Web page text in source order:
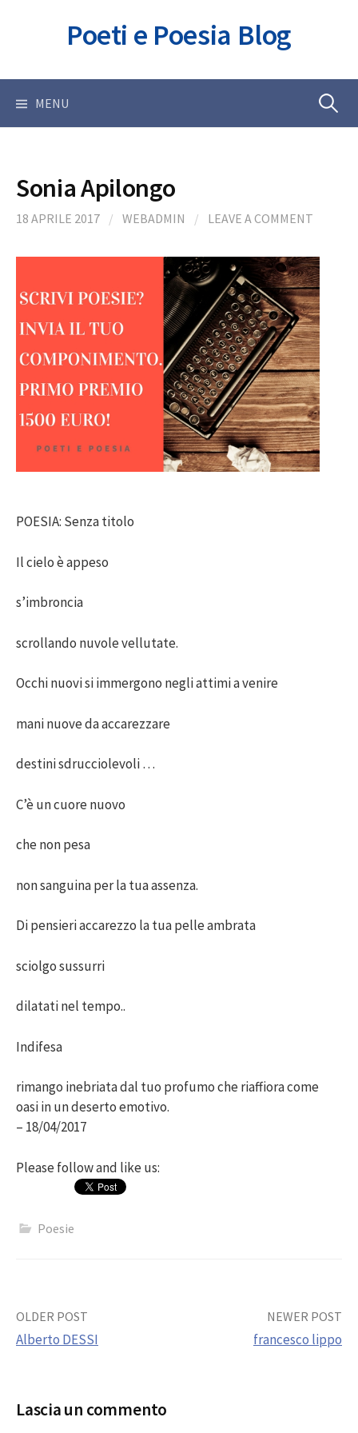
Poeti e Poesia Blog
MENU Ricerca
Sonia Apilongo
18 APRILE 2017 / WEBADMIN / LEAVE A COMMENT
POESIA: Senza titolo
Il cielo è appeso
s’imbroncia
scrollando nuvole vellutate.
Occhi nuovi si immergono negli attimi a venire
mani nuove da accarezzare
destini sdrucciolevoli …
C’è un cuore nuovo
che non pesa
non sanguina per la tua assenza.
Di pensieri accarezzo la tua pelle ambrata
sciolgo sussurri
dilatati nel tempo..
Indifesa
rimango inebriata dal tuo profumo che riaffiora come
oasi in un deserto emotivo.
– 18/04/2017
Please follow and like us:
Poesie
Post
OLDER POST
Alberto DESSI
NEWER POST
francesco lippo
Lascia un commento